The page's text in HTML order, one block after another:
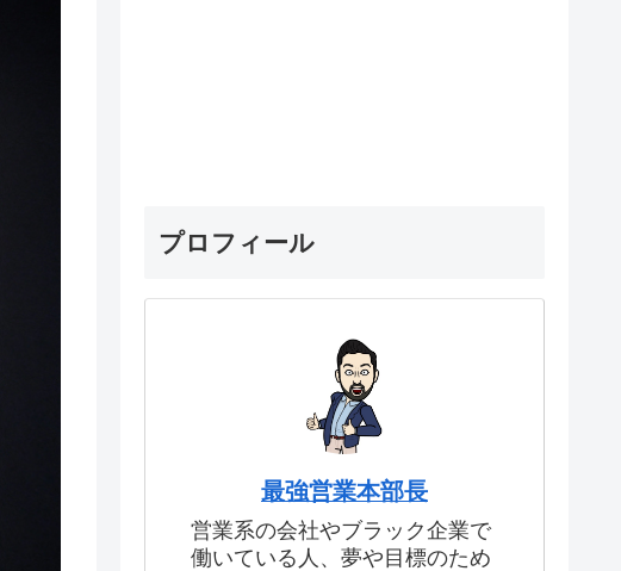
プロフィール
最強営業本部長
営業系の会社やブラック企業で
働いている人、夢や目標のため